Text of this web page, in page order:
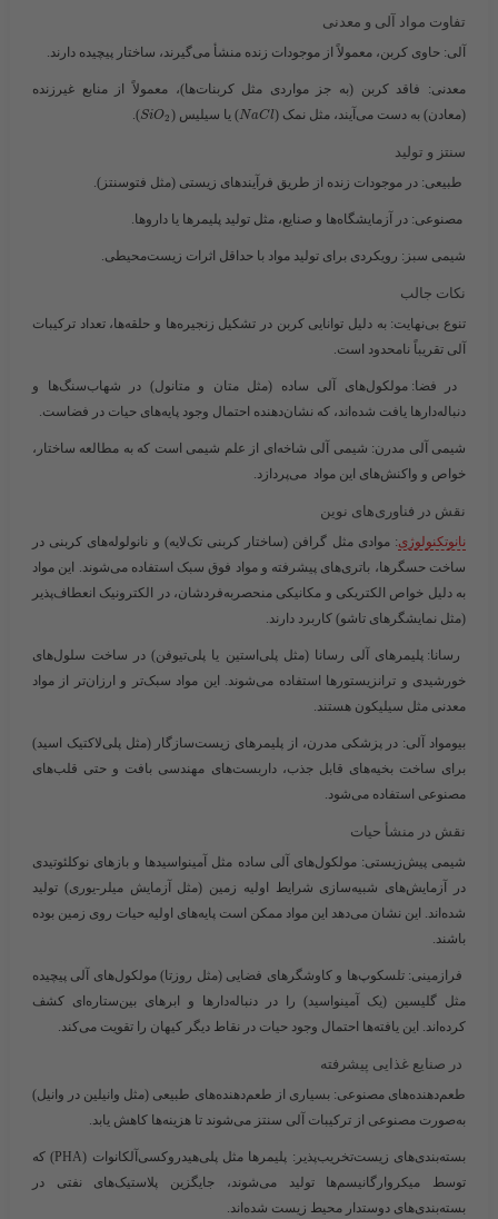
تفاوت مواد آلی و معدنی
آلی: حاوی کربن، معمولاً از موجودات زنده منشأ می‌گیرند، ساختار پیچیده دارند.
معدنی: فاقد کربن (به جز مواردی مثل کربنات‌ها)، معمولاً از منابع غیرزنده
(معادن) به دست می‌آیند، مثل نمک (​
NaCl ​) یا سیلیس (​ SiO2
​).
سنتز و تولید
طبیعی: در موجودات زنده از طریق فرآیندهای زیستی (مثل فتوسنتز).
مصنوعی: در آزمایشگاه‌ها و صنایع، مثل تولید پلیمرها یا داروها.
شیمی سبز : رویکردی برای تولید مواد با حداقل اثرات زیست‌محیطی.
نکات جالب
تنوع بی‌نهایت: به دلیل توانایی کربن در تشکیل زنجیره‌ها و حلقه‌ها، تعداد ترکیبات
آلی تقریباً نامحدود است.
در فضا: مولکول‌های آلی ساده (مثل متان و متانول) در شهاب‌سنگ‌ها و
دنباله‌دارها یافت شده‌اند، که نشان‌دهنده احتمال وجود پایه‌های حیات در فضاست.
شیمی آلی مدرن: شیمی آلی شاخه‌ای از علم شیمی است که به مطالعه ساختار،
خواص و واکنش‌های این مواد می‌پردازد.
نقش در فناوری‌های نوین
نانوتکنولوژی: موادی مثل گرافن (ساختار کربنی تک‌لایه) و نانولوله‌های کربنی در
ساخت حسگرها، باتری‌های پیشرفته و مواد فوق سبک استفاده می‌شوند. این مواد
به دلیل خواص الکتریکی و مکانیکی منحصربه‌فردشان، در الکترونیک انعطاف‌پذیر
(مثل نمایشگرهای تاشو) کاربرد دارند.
رسانا: پلیمرهای آلی رسانا (مثل پلی‌استین یا پلی‌تیوفن) در ساخت سلول‌های
خورشیدی و ترانزیستورها استفاده می‌شوند. این مواد سبک‌تر و ارزان‌تر از مواد
معدنی مثل سیلیکون هستند.
بیومواد آلی: در پزشکی مدرن، از پلیمرهای زیست‌سازگار (مثل پلی‌لاکتیک اسید)
برای ساخت بخیه‌های قابل جذب، داربست‌های مهندسی بافت و حتی قلب‌های
مصنوعی استفاده می‌شود.
نقش در منشأ حیات
شیمی پیش‌زیستی: مولکول‌های آلی ساده مثل آمینواسیدها و بازهای نوکلئوتیدی
در آزمایش‌های شبیه‌سازی شرایط اولیه زمین (مثل آزمایش میلر-یوری) تولید
شده‌اند. این نشان می‌دهد این مواد ممکن است پایه‌های اولیه حیات روی زمین بوده
باشند.
فرازمینی: تلسکوپ‌ها و کاوشگرهای فضایی (مثل روزتا) مولکول‌های آلی پیچیده
مثل گلیسین (یک آمینواسید) را در دنباله‌دارها و ابرهای بین‌ستاره‌ای کشف
کرده‌اند. این یافته‌ها احتمال وجود حیات در نقاط دیگر کیهان را تقویت می‌کند.
در صنایع غذایی پیشرفته
طعم‌دهنده‌های مصنوعی: بسیاری از طعم‌دهنده‌های طبیعی (مثل وانیلین در وانیل)
به‌صورت مصنوعی از ترکیبات آلی سنتز می‌شوند تا هزینه‌ها کاهش یابد.
بسته‌بندی‌های زیست‌تخریب‌پذیر
: پلیمرها مثل پلی‌هیدروکسی‌آلکانوات (PHA) که
توسط میکروارگانیسم‌ها تولید می‌شوند، جایگزین پلاستیک‌های نفتی در
بسته‌بندی‌های دوستدار محیط زیست شده‌اند.